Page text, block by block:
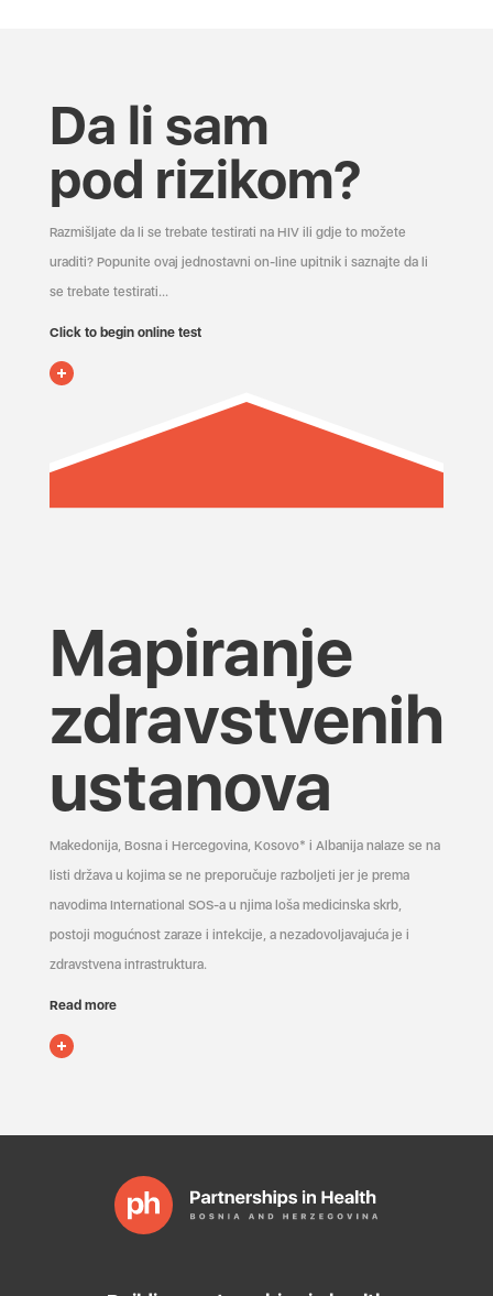
Da li sam
pod rizikom?
Razmišljate da li se trebate testirati na HIV ili gdje to možete
uraditi? Popunite ovaj jednostavni on-line upitnik i saznajte da li
se trebate testirati...
Click to begin online test
Mapiranje
zdravstvenih
ustanova
Makedonija, Bosna i Hercegovina, Kosovo* i Albanija nalaze se na
listi država u kojima se ne preporučuje razboljeti jer je prema
navodima International SOS-a u njima loša medicinska skrb,
postoji mogućnost zaraze i infekcije, a nezadovoljavajuća je i
zdravstvena infrastruktura.
Read more